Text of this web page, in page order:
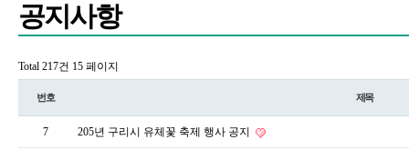
공지사항
Total 217건 15 페이지
번호 제목
7 205년 구리시 유체꽃 축제 행사 공지